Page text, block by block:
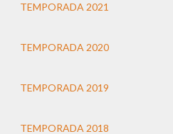
TEMPORADA 2021
TEMPORADA 2020
TEMPORADA 2019
TEMPORADA 2018